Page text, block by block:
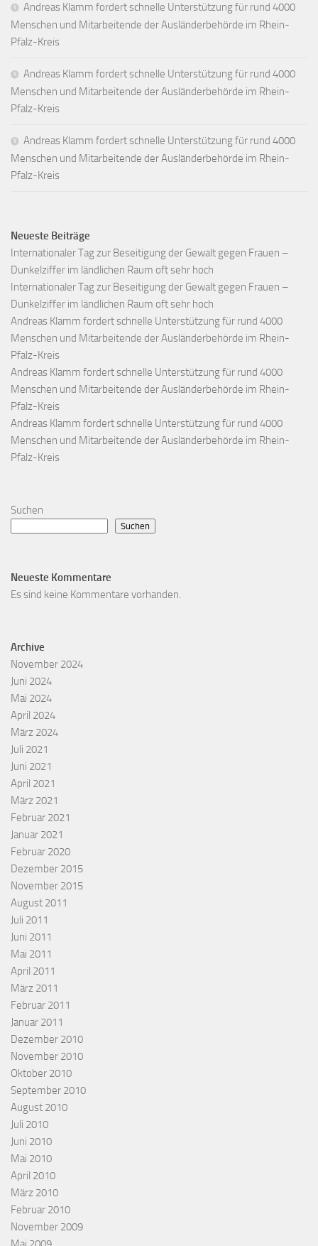
Andreas Klamm fordert schnelle Unterstützung für rund 4000
Menschen und Mitarbeitende der Ausländerbehörde im Rhein-
Pfalz-Kreis
Andreas Klamm fordert schnelle Unterstützung für rund 4000
Menschen und Mitarbeitende der Ausländerbehörde im Rhein-
Pfalz-Kreis
Andreas Klamm fordert schnelle Unterstützung für rund 4000
Menschen und Mitarbeitende der Ausländerbehörde im Rhein-
Pfalz-Kreis
Neueste Beiträge
Internationaler Tag zur Beseitigung der Gewalt gegen Frauen –
Dunkelziffer im ländlichen Raum oft sehr hoch
Internationaler Tag zur Beseitigung der Gewalt gegen Frauen –
Dunkelziffer im ländlichen Raum oft sehr hoch
Andreas Klamm fordert schnelle Unterstützung für rund 4000
Menschen und Mitarbeitende der Ausländerbehörde im Rhein-
Pfalz-Kreis
Andreas Klamm fordert schnelle Unterstützung für rund 4000
Menschen und Mitarbeitende der Ausländerbehörde im Rhein-
Pfalz-Kreis
Andreas Klamm fordert schnelle Unterstützung für rund 4000
Menschen und Mitarbeitende der Ausländerbehörde im Rhein-
Pfalz-Kreis
Suchen
Suchen
Neueste Kommentare
Es sind keine Kommentare vorhanden.
Archive
November 2024
Juni 2024
Mai 2024
April 2024
März 2024
Juli 2021
Juni 2021
April 2021
März 2021
Februar 2021
Januar 2021
Februar 2020
Dezember 2015
November 2015
August 2011
Juli 2011
Juni 2011
Mai 2011
April 2011
März 2011
Februar 2011
Januar 2011
Dezember 2010
November 2010
Oktober 2010
September 2010
August 2010
Juli 2010
Juni 2010
Mai 2010
April 2010
März 2010
Februar 2010
November 2009